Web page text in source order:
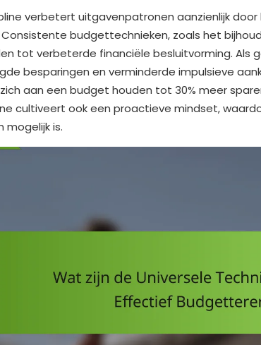
verbetert uitgavenpatronen aanzienlijk
budgettechnieken, zoals het
tot verbeterde financiële besluitvorming. Als
besparingen en verminderde impulsieve
aan een budget houden tot 30% meer
cultiveert ook een proactieve mindset,
mogelijk is.